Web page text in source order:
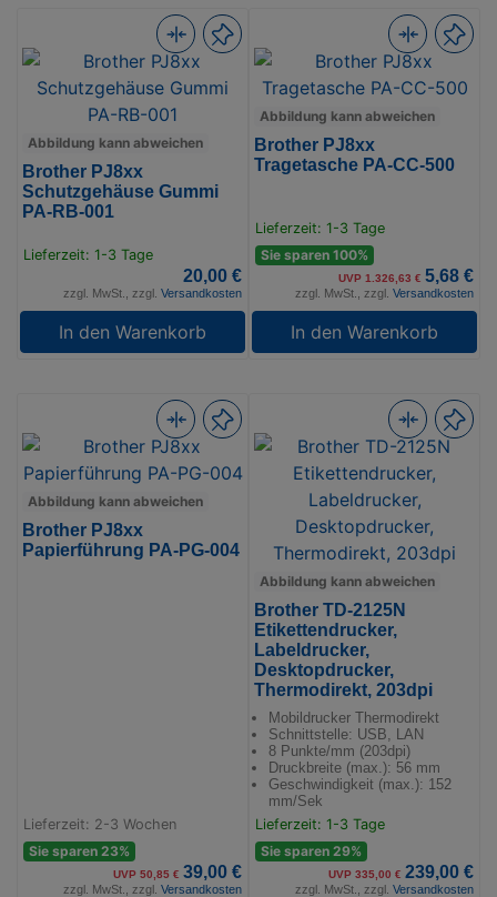
Abbildung kann abweichen
Brother PJ8xx
Schutzgehäuse Gummi
PA-RB-001
Lieferzeit: 1-3 Tage
20,00 €
zzgl. MwSt., zzgl. Versandkosten
In den Warenkorb
Abbildung kann abweichen
Brother PJ8xx
Tragetasche PA-CC-500
Lieferzeit: 1-3 Tage
Sie sparen 100%
UVP 1.326,63 € 5,68 €
zzgl. MwSt., zzgl. Versandkosten
In den Warenkorb
Abbildung kann abweichen
Brother PJ8xx
Papierführung PA-PG-004
Lieferzeit: 2-3 Wochen
Sie sparen 23%
UVP 50,85 € 39,00 €
zzgl. MwSt., zzgl. Versandkosten
Abbildung kann abweichen
Brother TD-2125N
Etikettendrucker,
Labeldrucker,
Desktopdrucker,
Thermodirekt, 203dpi
Mobildrucker Thermodirekt
Schnittstelle: USB, LAN
8 Punkte/mm (203dpi)
Druckbreite (max.): 56 mm
Geschwindigkeit (max.): 152
mm/Sek
Lieferzeit: 1-3 Tage
Sie sparen 29%
UVP 335,00 € 239,00 €
zzgl. MwSt., zzgl. Versandkosten